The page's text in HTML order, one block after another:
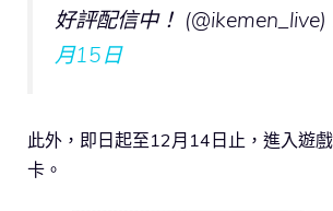
好評配信中！ (@ikemen_live)
月15日
此外，即日起至12月14日止，進入遊
卡。